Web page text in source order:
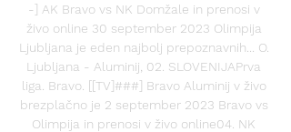
-] AK Bravo vs NK Domžale in prenosi v
živo online 30 september 2023 Olimpija
Ljubljana je eden najbolj prepoznavnih... O.
Ljubljana - Aluminij, 02. SLOVENIJAPrva
liga. Bravo. [[TV]###] Bravo Aluminij v živo
brezplačno je 2 september 2023 Bravo vs
Olimpija in prenosi v živo online04. NK